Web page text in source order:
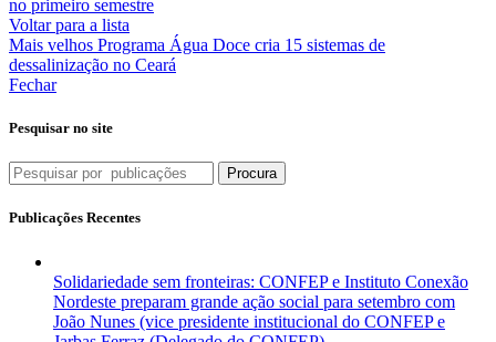
no primeiro semestre
Voltar para a lista
Mais velhos Programa Água Doce cria 15 sistemas de
dessalinização no Ceará
Fechar
Pesquisar no site
Procura
Publicações Recentes
Solidariedade sem fronteiras: CONFEP e Instituto Conexão
Nordeste preparam grande ação social para setembro com
João Nunes (vice presidente institucional do CONFEP e